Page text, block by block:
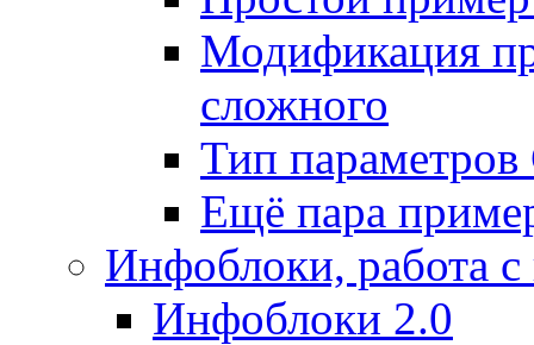
Модификация
сложного
Тип
Ещё пара
Инфоблоки, работа
Инфоблоки 2.0